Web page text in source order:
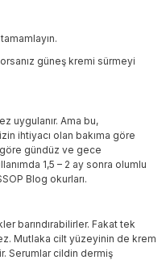
güneş kremi sürmeyi
uygulanır. Ama bu,
ihtiyacı olan bakıma göre
göre gündüz ve gece
1,5 – 2 ay sonra olumlu
Blog okurları.
barındırabilirler. Fakat tek
Mutlaka cilt yüzeyinin de krem
Serumlar cildin dermiş